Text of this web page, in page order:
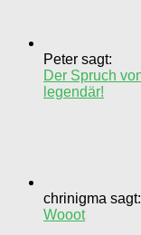
Peter sagt:
Der Spruch
legendär!
chrinigma sagt:
Wooot